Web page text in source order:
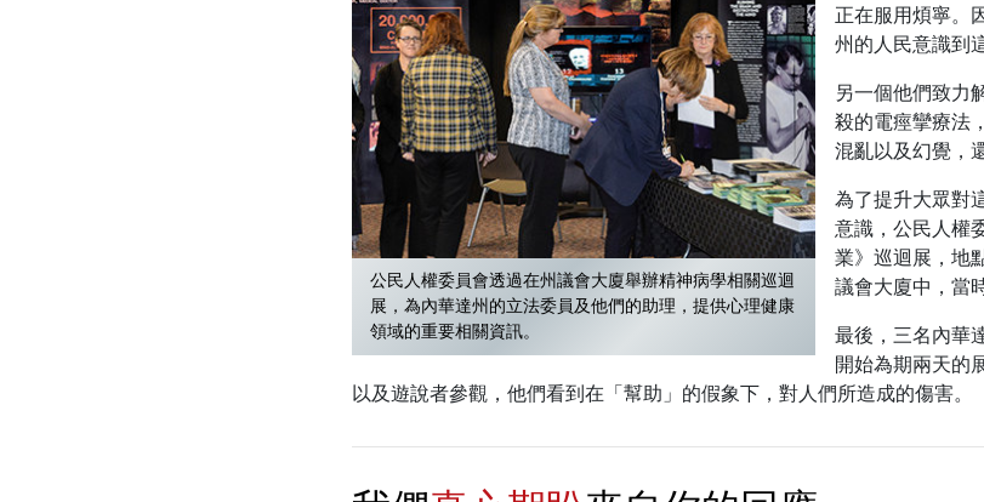
公民人權委員會透過在州議會大廈舉辦精神病學相關巡迴
展，為內華達州的立法委員及他們的助理，提供心理健康
領域的重要相關資訊。
正在服用煩寧。
州的人民意識到
另一個他們致力
殺的電痙攣療法
混亂以及幻覺，
為了提升大眾對
意識，公民人權
業》巡迴展，地
議會大廈中，當
最後，三名內華
開始為期兩天的
以及遊說者參觀，他們看到在「幫助」的假象下，對人們所造成的傷害。